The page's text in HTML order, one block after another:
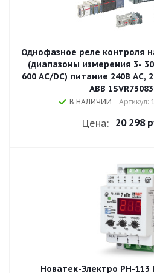
Однофазное реле контроля
(диапазоны измерения 3-
600 AC/DC) питание 240В
ABB
В НАЛИЧИИ Артикул:
Цена: 20 298
Новатек-Электро РН-